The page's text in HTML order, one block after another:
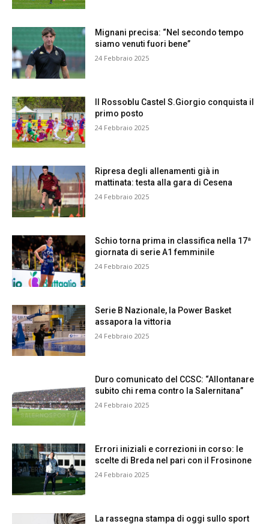
Mignani precisa: “Nel secondo tempo
siamo venuti fuori bene”
24 Febbraio 2025
Il Rossoblu Castel S.Giorgio conquista il
primo posto
24 Febbraio 2025
Ripresa degli allenamenti già in
mattinata: testa alla gara di Cesena
24 Febbraio 2025
Schio torna prima in classifica nella 17ª
giornata di serie A1 femminile
24 Febbraio 2025
Serie B Nazionale, la Power Basket
assapora la vittoria
24 Febbraio 2025
Duro comunicato del CCSC: “Allontanare
subito chi rema contro la Salernitana”
24 Febbraio 2025
Errori iniziali e correzioni in corso: le
scelte di Breda nel pari con il Frosinone
24 Febbraio 2025
La rassegna stampa di oggi sullo sport